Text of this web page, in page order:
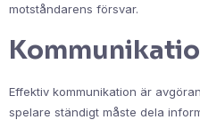
motståndarens försvar.
Effektiv kommunikation är
spelare ständigt måste dela